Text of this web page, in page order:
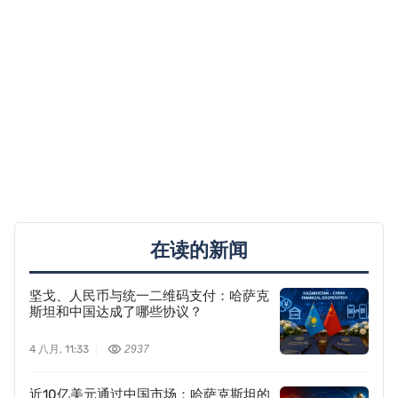
在读的新闻
坚戈、人民币与统一二维码支付：哈萨克
斯坦和中国达成了哪些协议？
4 八月, 11:33 2937
近10亿美元通过中国市场：哈萨克斯坦的